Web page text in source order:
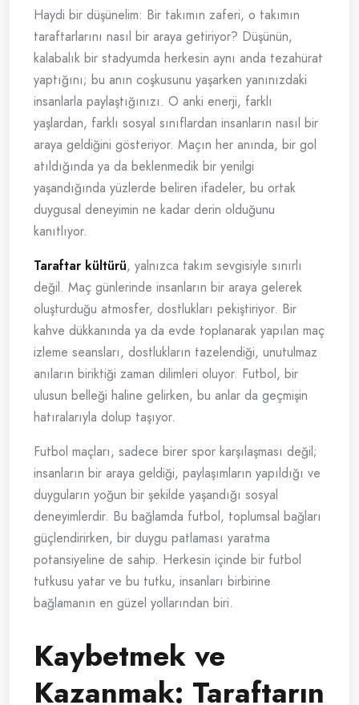
Haydi bir düşünelim: Bir takımın zaferi, o takımın
taraftarlarını nasıl bir araya getiriyor? Düşünün,
kalabalık bir stadyumda herkesin aynı anda tezahürat
yaptığını; bu anın coşkusunu yaşarken yanınızdaki
insanlarla paylaştığınızı. O anki enerji, farklı
yaşlardan, farklı sosyal sınıflardan insanların nasıl bir
araya geldiğini gösteriyor. Maçın her anında, bir gol
atıldığında ya da beklenmedik bir yenilgi
yaşandığında yüzlerde beliren ifadeler, bu ortak
duygusal deneyimin ne kadar derin olduğunu
kanıtlıyor.
Taraftar kültürü, yalnızca takım sevgisiyle sınırlı
değil. Maç günlerinde insanların bir araya gelerek
oluşturduğu atmosfer, dostlukları pekiştiriyor. Bir
kahve dükkanında ya da evde toplanarak yapılan maç
izleme seansları, dostlukların tazelendiği, unutulmaz
anıların biriktiği zaman dilimleri oluyor. Futbol, bir
ulusun belleği haline gelirken, bu anlar da geçmişin
hatıralarıyla dolup taşıyor.
Futbol maçları, sadece birer spor karşılaşması değil;
insanların bir araya geldiği, paylaşımların yapıldığı ve
duyguların yoğun bir şekilde yaşandığı sosyal
deneyimlerdir. Bu bağlamda futbol, toplumsal bağları
güçlendirirken, bir duygu patlaması yaratma
potansiyeline de sahip. Herkesin içinde bir futbol
tutkusu yatar ve bu tutku, insanları birbirine
bağlamanın en güzel yollarından biri.
Kaybetmek ve
Kazanmak: Taraftarın